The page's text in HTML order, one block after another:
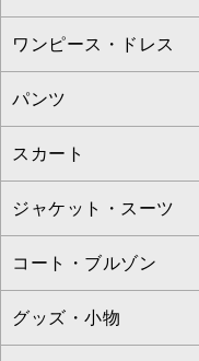
すべてのトップス
カットソー・Tシャツ
ブラウス・シャツ
ニット・セーター
カーディガン
アンサンブルセット
ワンピース・ドレス
すべてのワンピース
ワンピース
ドレス
チュニック
ジャンパースカート
パンツ
すべてのパンツ
フルレングスパンツ
クロップド・半端丈
ガウチョ・ワイドパ
スカート
すべてのスカート
ロング・マキシ丈ス
ひざ丈スカート
ジャケット・スーツ
すべてのジャケット
テーラードジャケッ
コート・ブルゾン
すべてのコート・ブ
グッズ・小物